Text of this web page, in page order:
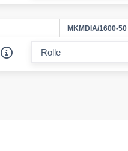
MKMDIA/1600-50